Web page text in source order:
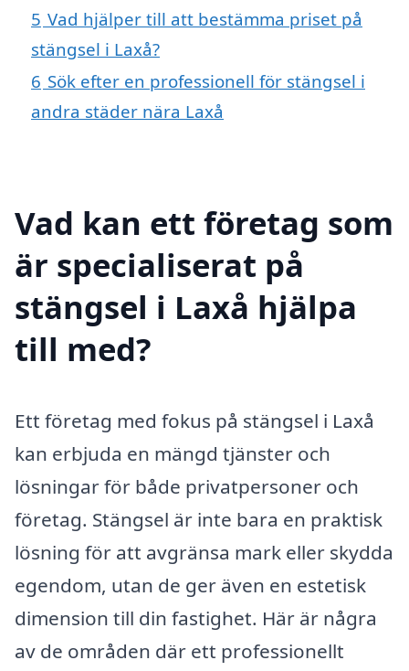
5 Vad hjälper till att bestämma priset på
stängsel i Laxå?
6 Sök efter en professionell för stängsel i
andra städer nära Laxå
Vad kan ett företag som
är specialiserat på
stängsel i Laxå hjälpa
till med?
Ett företag med fokus på stängsel i Laxå
kan erbjuda en mängd tjänster och
lösningar för både privatpersoner och
företag. Stängsel är inte bara en praktisk
lösning för att avgränsa mark eller skydda
egendom, utan de ger även en estetisk
dimension till din fastighet. Här är några
av de områden där ett professionellt